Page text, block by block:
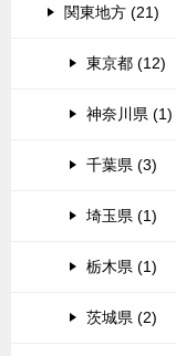
関東地方 (21)
東京都 (12)
神奈川県 (1)
千葉県 (3)
埼玉県 (1)
栃木県 (1)
茨城県 (2)